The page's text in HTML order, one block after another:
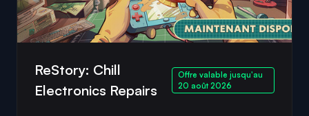
ReStory: Chill
Electronics Repairs
Offre valable jusqu'au
20 août 2026